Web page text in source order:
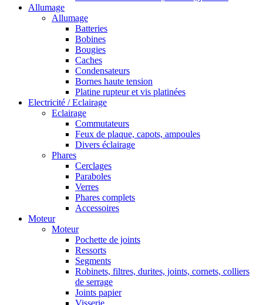
Allumage
Allumage
Batteries
Bobines
Bougies
Caches
Condensateurs
Bornes haute tension
Platine rupteur et vis platinées
Electricité / Eclairage
Eclairage
Commutateurs
Feux de plaque, capots, ampoules
Divers éclairage
Phares
Cerclages
Paraboles
Verres
Phares complets
Accessoires
Moteur
Moteur
Pochette de joints
Ressorts
Segments
Robinets, filtres, durites, joints, cornets, colliers
de serrage
Joints papier
Visserie